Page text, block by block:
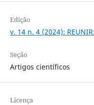
Edição
v. 14 n. 4 (2024):
Seção
Artigos científicos
Licença